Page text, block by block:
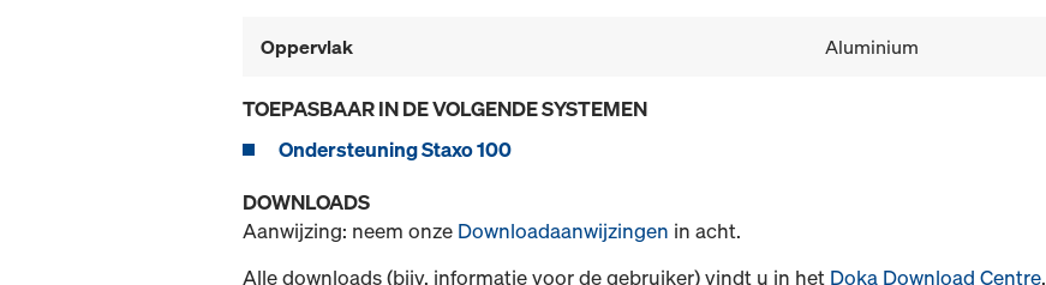
Oppervlak Aluminium
TOEPASBAAR IN DE VOLGENDE SYSTEMEN
Ondersteuning Staxo 100
DOWNLOADS
Aanwijzing: neem onze Downloadaanwijzingen in acht.
Alle downloads (bijv. informatie voor de gebruiker) vindt u in het Doka Download Centre.